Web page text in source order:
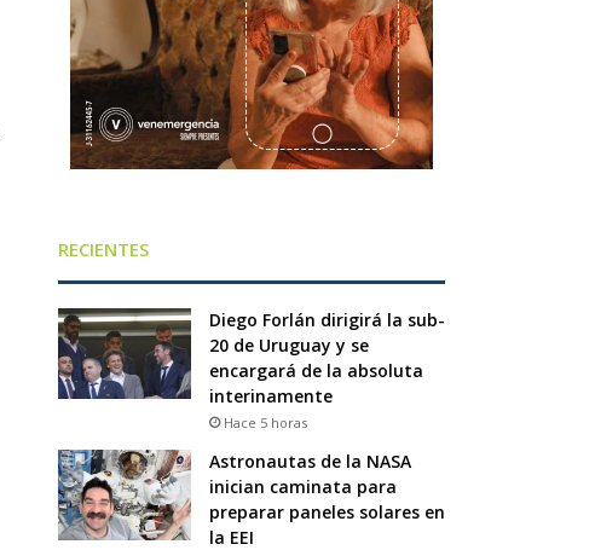
RECIENTES
Diego Forlán dirigirá la sub-
20 de Uruguay y se
encargará de la absoluta
interinamente
Hace 5 horas
Astronautas de la NASA
inician caminata para
preparar paneles solares en
la EEI